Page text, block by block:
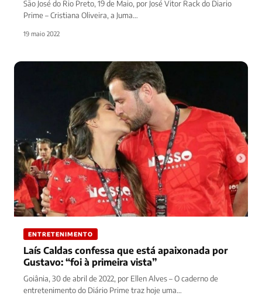
São José do Rio Preto, 19 de Maio, por José Vitor Rack do Diario
Prime – Cristiana Oliveira, a Juma…
19 maio 2022
ENTRETENIMENTO
Laís Caldas confessa que está apaixonada por
Gustavo: “foi à primeira vista”
Goiânia, 30 de abril de 2022, por Ellen Alves – O caderno de
entretenimento do Diário Prime traz hoje uma…